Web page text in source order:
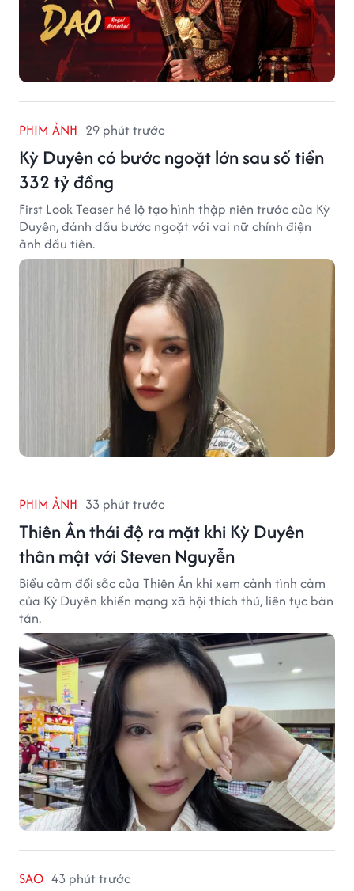
PHIM ẢNH 29 phút trước
Kỳ Duyên có bước ngoặt lớn sau số tiền
332 tỷ đồng
First Look Teaser hé lộ tạo hình thập niên trước của Kỳ
Duyên, đánh dấu bước ngoặt với vai nữ chính điện
ảnh đầu tiên.
PHIM ẢNH 33 phút trước
Thiên Ân thái độ ra mặt khi Kỳ Duyên
thân mật với Steven Nguyễn
Biểu cảm đổi sắc của Thiên Ân khi xem cảnh tình cảm
của Kỳ Duyên khiến mạng xã hội thích thú, liên tục bàn
tán.
SAO 43 phút trước